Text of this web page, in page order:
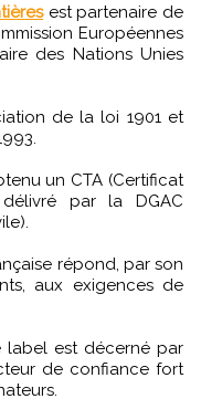
est partenaire de
Européennes
des Nations Unies
de la loi 1901 et
un CTA (Certificat
par la DGAC
répond, par son
aux exigences de
label est décerné par
de confiance fort